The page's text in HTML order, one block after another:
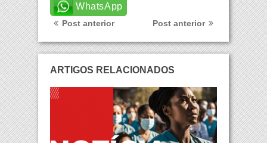
WhatsApp
Post anterior Post anterior
ARTIGOS RELACIONADOS